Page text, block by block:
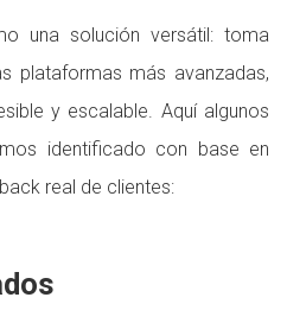
una solución versátil: toma
plataformas más avanzadas,
y escalable. Aquí algunos
identificado con base en
real de clientes: